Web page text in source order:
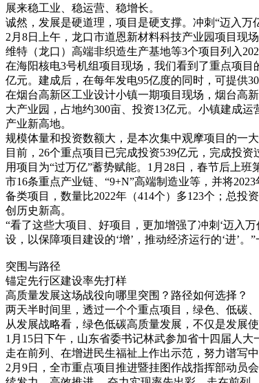
展来稳工业、稳运营、稳增长。
诚然，发展是硬道理，项目是硬支撑。冲刺“迈入万
2月8日上午，龙口市道恩新材料科技产业园项目现
维特（龙口）高端非织造生产基地等3个项目列入
在海阳核电3号机组项目现场，我们看到了重点项
亿元。建成后，在每年发电95亿度的同时，可提供
在烟台高新区工业设计小镇一期项目现场，烟台高
大产业园，占地约300亩、投资13亿元。小镇建成
产业新高地。
规模体量和投资数额大，是本次集中观摩项目的一
目前，26个重点项目已完成投资539亿元，完成投资
用项目为“过万亿”蓄势赋能。1月28日，春节后上
市16条重点产业链、“9+N”高端制造业等，并将
备类项目，数量比2022年（414个）多123个；总投
创历史新高。
“看了这些大项目、好项目，更加增强了冲刺‘迈入
设，以保障项目建设的‘增’，推动经济运行的‘进’。”
突围与路径
锚定先行区建设率先打样
高质量发展这场战役向哪里突围？路径如何选择？
两天半时间里，透过一个个重点项目，绿色、低碳
从发展战略看，绿色低碳高质量发展，不仅是发展
1月15日下午，山东省委书记林武参加省十四届人
走在前列、在增进民生福祉上作出示范，努力谱写
2月9日，全市重点项目推进暨挂图作战指挥部动员